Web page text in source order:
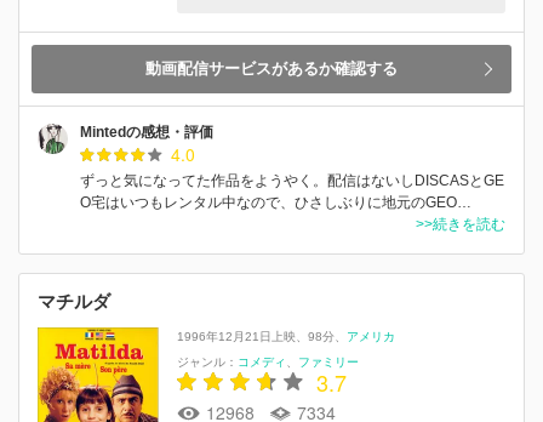
動画配信サービスがあるか確認する
Mintedの感想・評価
4.0
ずっと気になってた作品をようやく。配信はないしDISCASとGE
O宅はいつもレンタル中なので、ひさしぶりに地元のGEO…
>>続きを読む
マチルダ
1996年12月21日上映 98分
アメリカ
ジャンル： コメディ ファミリー
3.7
12968 7334